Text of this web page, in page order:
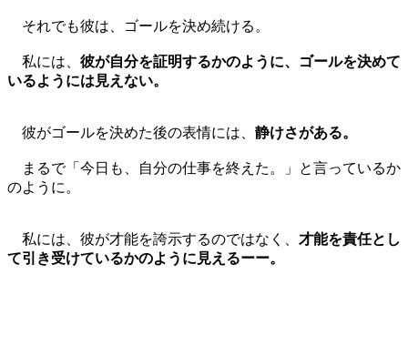
それでも彼は、ゴールを決め続ける。
私には、 彼が自分を証明するかのように、ゴールを決めて
いるようには見えない。
彼がゴールを決めた後の表情には、 静けさがある。
まるで「今日も、自分の仕事を終えた。」と言っているか
のように。
私には、彼が才能を誇示するのではなく、 才能を責任とし
て引き受けているかのように見えるーー。